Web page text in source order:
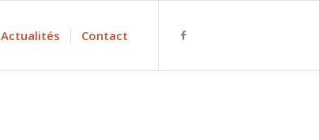
Actualités Contact